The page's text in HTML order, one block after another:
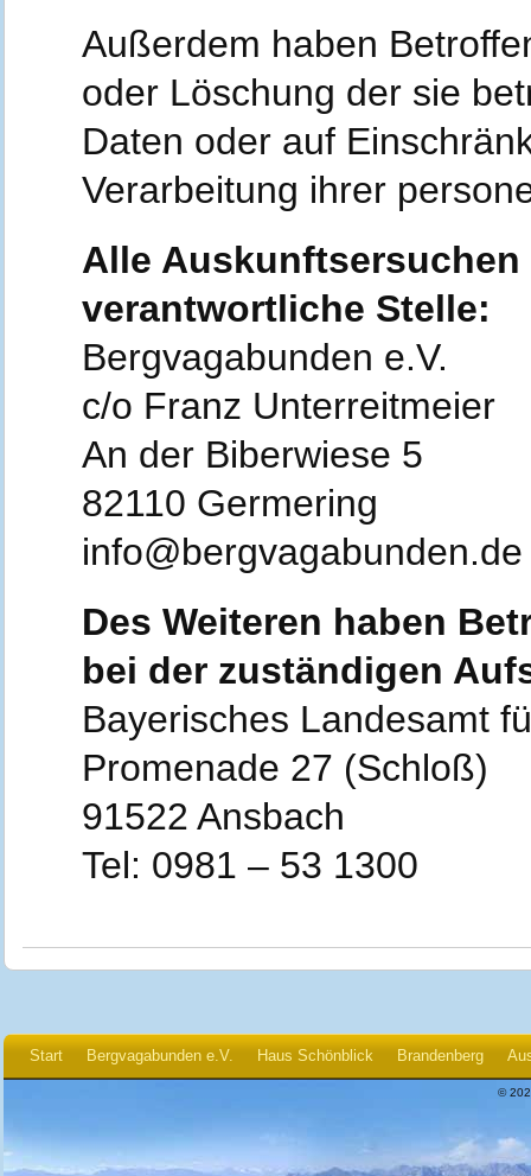
Außerdem haben
oder Löschung der sie
Daten oder auf
Verarbeitung ihrer
Alle
verantwortliche Stelle:
Bergvagabunden e.V.
c/o Franz Unterreitmeier
An der Biberwiese 5
82110 Germering
info@bergvagabunden.de
Des Weiteren haben
bei der zuständigen
Bayerisches Landesamt
Promenade 27 (Schloß)
91522 Ansbach
Tel: 0981 – 53 1300
Start Bergvagabunden e.V. Haus Schönblick Brandenberg
©